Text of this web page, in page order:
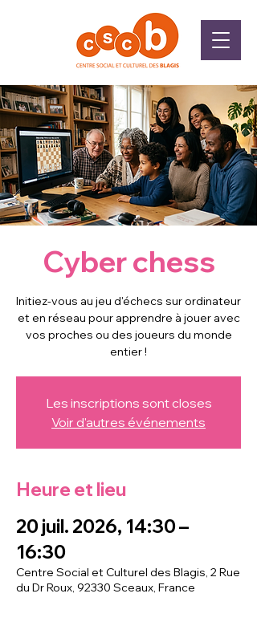
Cyber chess
Initiez-vous au jeu d'échecs sur ordinateur
et en réseau pour apprendre à jouer avec
vos proches ou des joueurs du monde
entier !
Les inscriptions sont closes
Voir d'autres événements
Heure et lieu
20 juil. 2026, 14:30 –
16:30
Centre Social et Culturel des Blagis, 2 Rue
du Dr Roux, 92330 Sceaux, France